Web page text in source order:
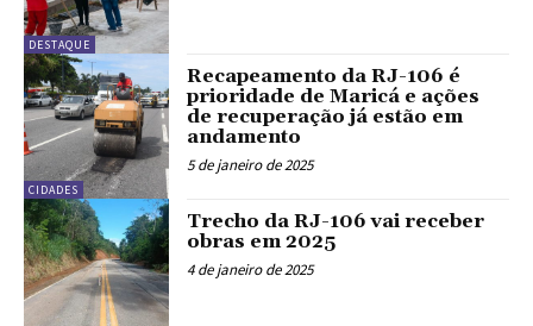
DESTAQUE
CIDADES
Recapeamento da RJ-106 é
prioridade de Maricá e ações
de recuperação já estão em
andamento
5 de janeiro de 2025
Trecho da RJ-106 vai receber
obras em 2025
4 de janeiro de 2025